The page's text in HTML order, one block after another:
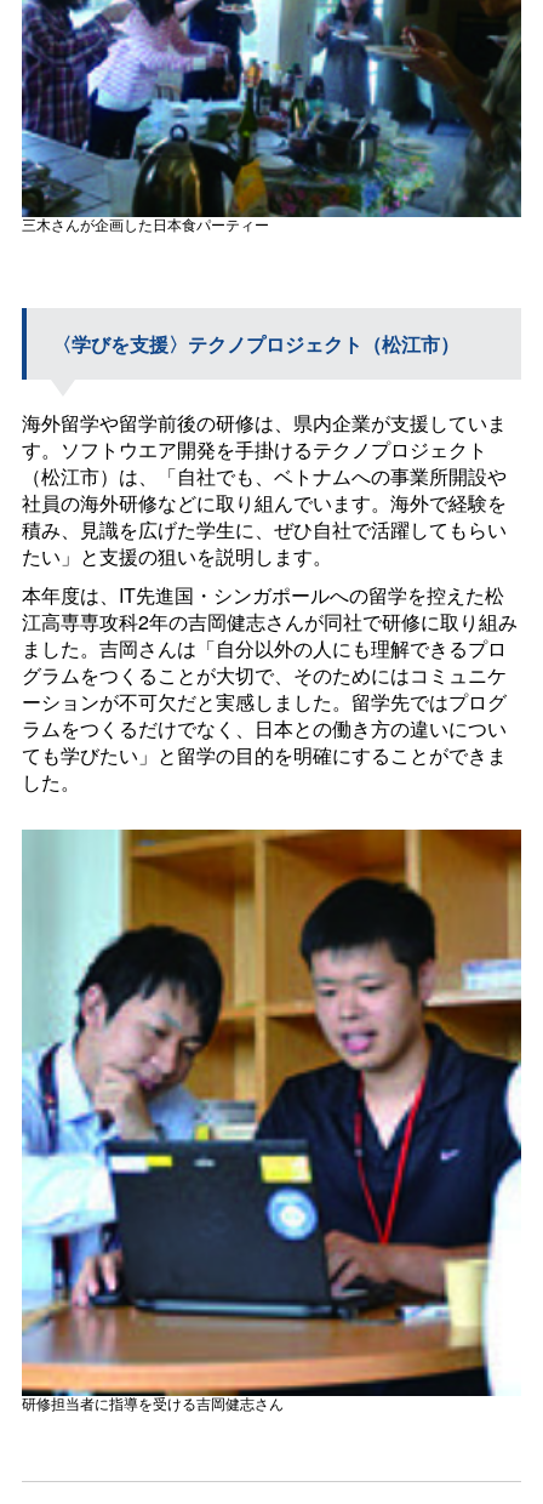
三木さんが企画した日本食パーティー
〈学びを支援〉テクノプロジェクト（松江市）
海外留学や留学前後の研修は、県内企業が支援していま
す。ソフトウエア開発を手掛けるテクノプロジェクト
（松江市）は、「自社でも、ベトナムへの事業所開設や
社員の海外研修などに取り組んでいます。海外で経験を
積み、見識を広げた学生に、ぜひ自社で活躍してもらい
たい」と支援の狙いを説明します。
本年度は、IT先進国・シンガポールへの留学を控えた松
江高専専攻科2年の吉岡健志さんが同社で研修に取り組み
ました。吉岡さんは「自分以外の人にも理解できるプロ
グラムをつくることが大切で、そのためにはコミュニケ
ーションが不可欠だと実感しました。留学先ではプログ
ラムをつくるだけでなく、日本との働き方の違いについ
ても学びたい」と留学の目的を明確にすることができま
した。
研修担当者に指導を受ける吉岡健志さん